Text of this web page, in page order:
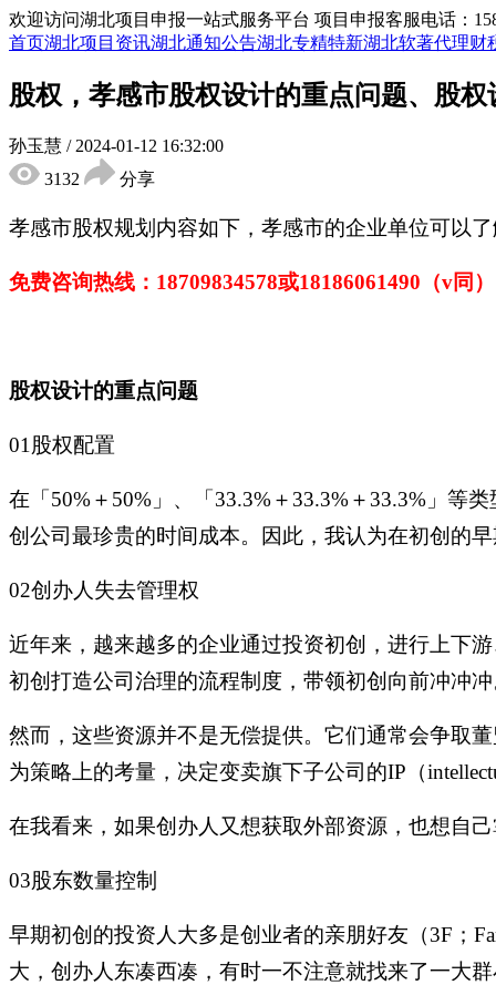
欢迎访问湖北项目申报一站式服务平台 项目申报客服电话：
首页湖北项目资讯湖北通知公告湖北专精特新湖北软著代理财
股权，孝感市股权设计的重点问题、股权
孙玉慧 / 2024-01-12 16:32:00
3132
分享
孝感市股权规划 内容如下，孝感市的企业单位可以
免费咨询热线： 18709834578或18186061490 （v同）
股权设计的重点问题
01股权配置
在「50%＋50%」、「33.3%＋33.3%＋33.3%」等
创公司最珍贵的时间成本。因此，我认为在初创的
02创办人失去管理权
近年来，越来越多的企业通过投资初创，进行上下
初创打造公司治理的流程制度，带领初创向前冲冲
然而，这些资源并不是无偿提供。它们通常会争取
为策略上的考量，决定变卖旗下子公司的IP（
在我看来，如果创办人又想获取外部资源，也想自
03股东数量控制
早期初创的投资人大多是创业者的亲朋好友（3F；
大，创办人东凑西凑，有时一不注意就找来了一大